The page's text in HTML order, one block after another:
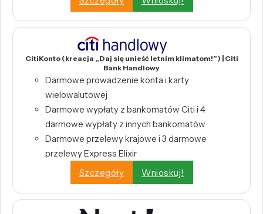
CitiKonto (kreacja „Daj się unieść letnim klimatom!”) | Citi
Bank Handlowy
Darmowe prowadzenie konta i karty
wielowalutowej
Darmowe wypłaty z bankomatów Citi i 4
darmowe wypłaty z innych bankomatów
Darmowe przelewy krajowe i 3 darmowe
przelewy Express Elixir
Szczegóły
Wnioskuj!